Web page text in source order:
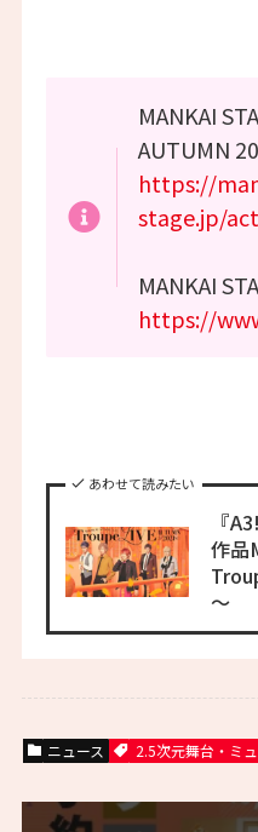
MANKAI
AUTUMN
https://
stage.jp/
MANKAI
https://
あわせて読みたい
『
作品
～
ニュース 2.5次元舞台・ミ